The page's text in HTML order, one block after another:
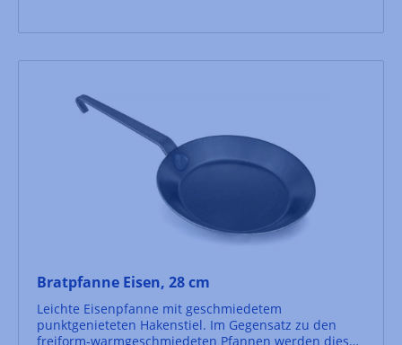
Bratpfanne Eisen, 28 cm
Leichte Eisenpfanne mit geschmiedetem
punktgenieteten Hakenstiel. Im Gegensatz zu den
freiform-warmgeschmiedeten Pfannen werden diese